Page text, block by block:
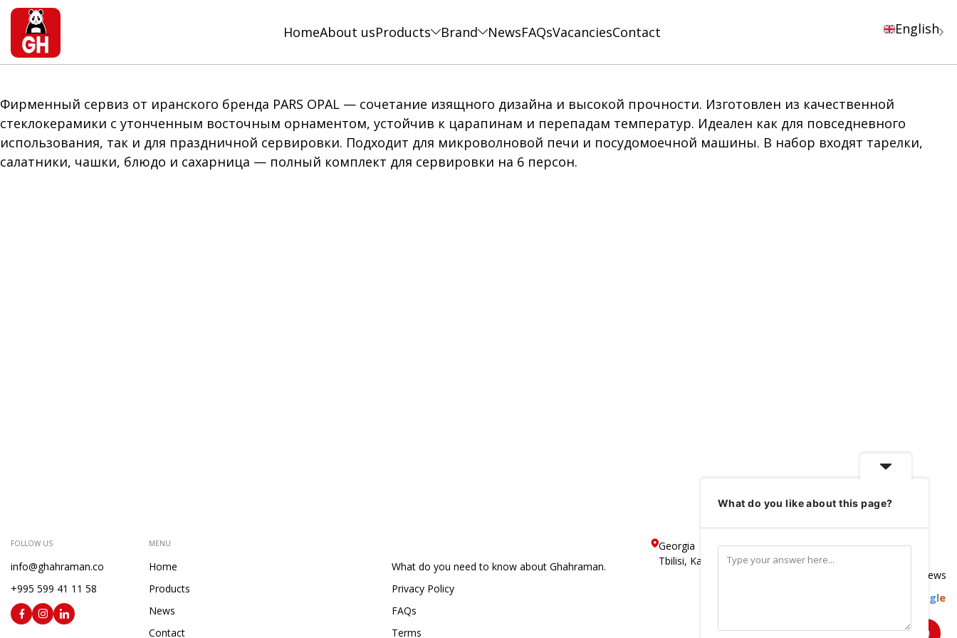
HomeAbout usProducts Brand NewsFAQsVacanciesContact English
Фирменный сервиз от иранского бренда PARS OPAL — сочетание изящного дизайна и высокой прочности. Изготовлен из качественной
стеклокерамики с утонченным восточным орнаментом, устойчив к царапинам и перепадам температур. Идеален как для повседневного
использования, так и для праздничной сервировки. Подходит для микроволновой печи и посудомоечной машины. В набор входят тарелки,
салатники, чашки, блюдо и сахарница — полный комплект для сервировки на 6 персон.
FOLLOW US
info@ghahraman.co
+995 599 41 11 58
MENU
Home
What do you need to know about Ghahraman.
Products
Privacy Policy
News
FAQs
Contact
Terms
Georgia
Tbilisi, Kakheti Highway, N 195
5
Based on 600 reviews
gle
review us on
What do you like about this page?